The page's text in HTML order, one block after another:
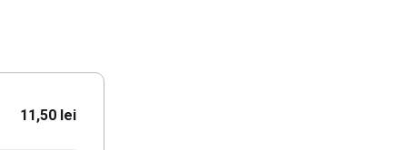
11,50 lei